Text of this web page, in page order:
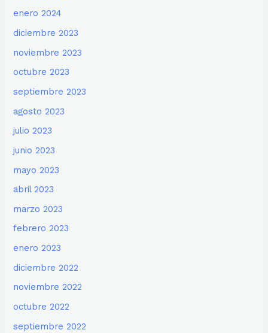
enero 2024
diciembre 2023
noviembre 2023
octubre 2023
septiembre 2023
agosto 2023
julio 2023
junio 2023
mayo 2023
abril 2023
marzo 2023
febrero 2023
enero 2023
diciembre 2022
noviembre 2022
octubre 2022
septiembre 2022